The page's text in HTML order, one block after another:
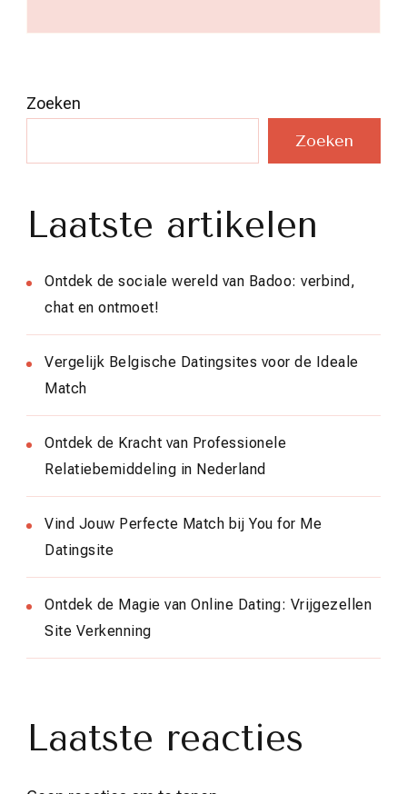
Zoeken
Zoeken
Laatste artikelen
Ontdek de sociale wereld van Badoo: verbind,
chat en ontmoet!
Vergelijk Belgische Datingsites voor de Ideale
Match
Ontdek de Kracht van Professionele
Relatiebemiddeling in Nederland
Vind Jouw Perfecte Match bij You for Me
Datingsite
Ontdek de Magie van Online Dating: Vrijgezellen
Site Verkenning
Laatste reacties